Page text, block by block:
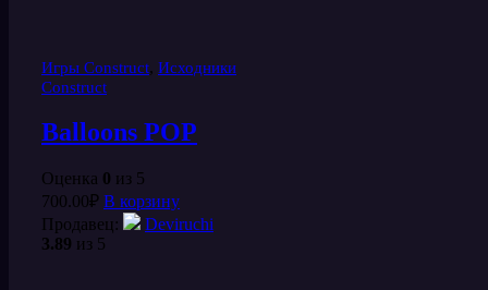
Игры Construct, Исходники
Construct
Balloons POP
Оценка 0 из 5
700.00₽ В корзину
Продавец:
Deviruchi
3.89 из 5